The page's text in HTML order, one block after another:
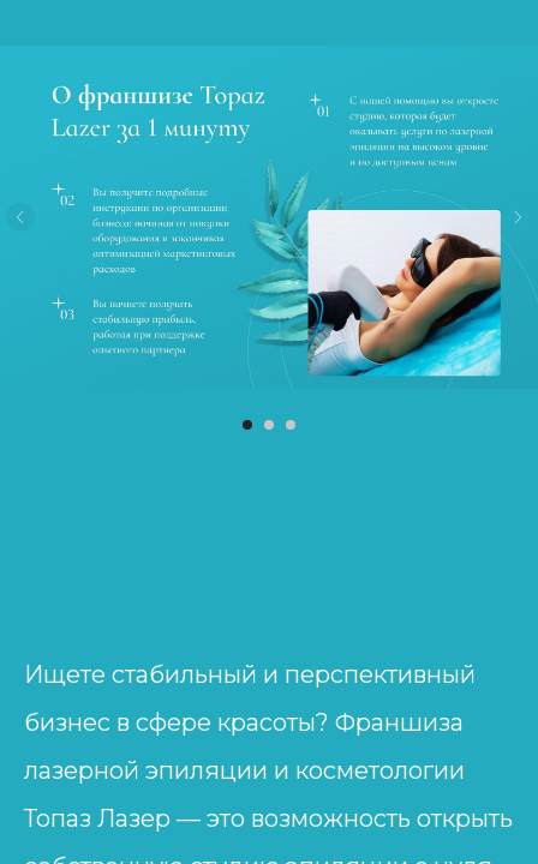
Ищете стабильный и перспективный
бизнес в сфере красоты? Франшиза
лазерной эпиляции и косметологии
Топаз Лазер — это возможность открыть